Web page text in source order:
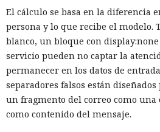
El cálculo se basa en la diferencia
persona y lo que recibe el modelo.
blanco, un bloque con
servicio pueden no captar la
permanecer en los datos de
separadores falsos están
un fragmento del correo como una
como contenido del mensaje.